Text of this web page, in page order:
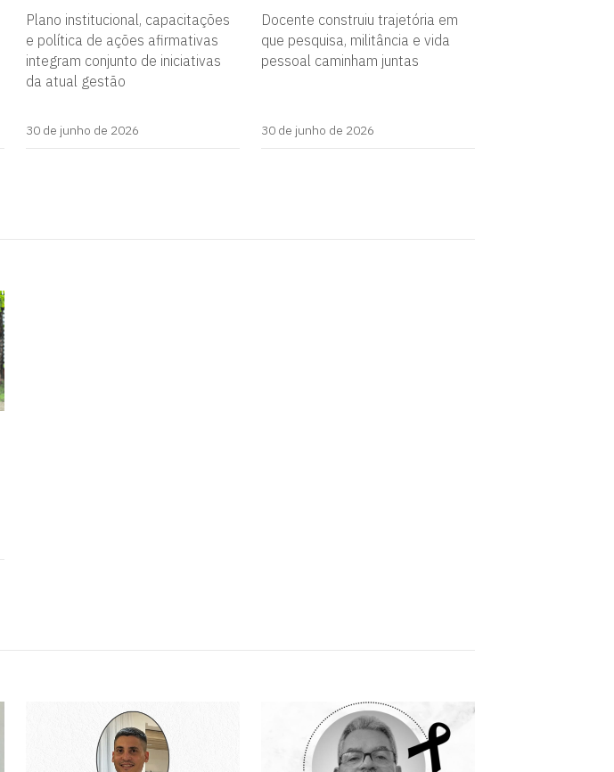
Plano institucional, capacitações
e política de ações afirmativas
integram conjunto de iniciativas
da atual gestão
30 de junho de 2026
Docente construiu trajetória em
que pesquisa, militância e vida
pessoal caminham juntas
30 de junho de 2026